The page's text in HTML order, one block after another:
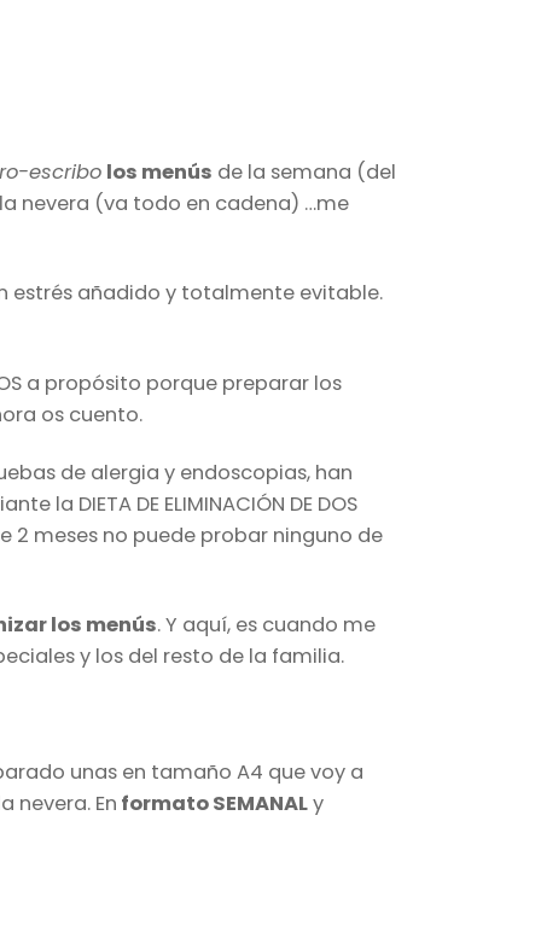
escribo los menús de la semana (del
nevera (va todo en cadena) …me
estrés añadido y totalmente evitable.
a propósito porque preparar los
os cuento.
de alergia y endoscopias, han
DIETA DE ELIMINACIÓN DE DOS
2 meses no puede probar ninguno de
los menús. Y aquí, es cuando me
y los del resto de la familia.
unas en tamaño A4 que voy a
nevera. En formato SEMANALy